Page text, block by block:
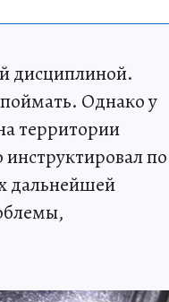
дисциплиной.
Однако у
территории
по
дальнейшей